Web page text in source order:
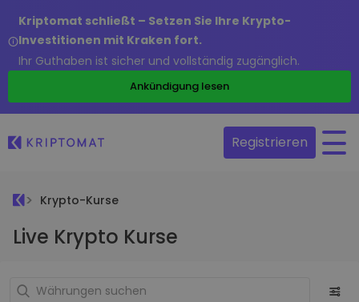
Kriptomat schließt – Setzen Sie Ihre Krypto-
Investitionen mit Kraken fort.
Ihr Guthaben ist sicher und vollständig zugänglich.
Ankündigung lesen
Registrieren
Krypto-Kurse
Live Krypto Kurse